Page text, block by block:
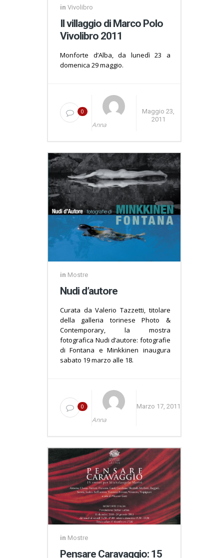
in Vivolibro
Il villaggio di Marco Polo
Vivolibro 2011
Monforte d’Alba, da lunedì 23 a
domenica 29 maggio.
0
Anna
Maggio 23,
2011
in Mostre
Nudi d’autore
Curata da Valerio Tazzetti, titolare
della galleria torinese Photo &
Contemporary, la mostra
fotografica Nudi d’autore: fotografie
di Fontana e Minkkinen inaugura
sabato 19 marzo alle 18.
0
Anna
Marzo 17, 2011
in Mostre
Pensare Caravaggio: 15